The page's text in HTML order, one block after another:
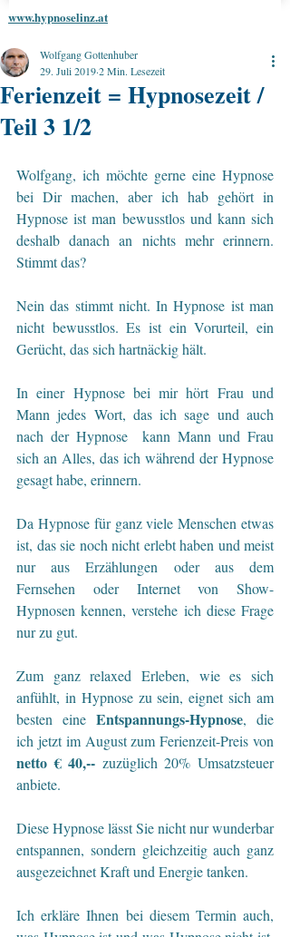
www.hypnoselinz.at
Ferienzeit = Hypnosezeit /
Teil 3 1/2
Wolfgang Gottenhuber
29. Juli 20192 Min. Lesezeit
Wolfgang, ich möchte gerne eine Hypnose
bei Dir machen, aber ich hab gehört in
Hypnose ist man bewusstlos und kann sich
deshalb danach an nichts mehr erinnern.
Stimmt das?
Nein das stimmt nicht. In Hypnose ist man
nicht bewusstlos. Es ist ein Vorurteil, ein
Gerücht, das sich hartnäckig hält.
In einer Hypnose bei mir hört Frau und
Mann jedes Wort, das ich sage und auch
nach der Hypnose  kann Mann und Frau
sich an Alles, das ich während der Hypnose
gesagt habe, erinnern.
Da Hypnose für ganz viele Menschen etwas
ist, das sie noch nicht erlebt haben und meist
nur aus Erzählungen oder aus dem
Fernsehen oder Internet von Show-
Hypnosen kennen, verstehe ich diese Frage
nur zu gut.
Zum ganz relaxed Erleben, wie es sich
anfühlt, in Hypnose zu sein, eignet sich am
besten eine Entspannungs-Hypnose, die
netto € 40,-- zuzüglich 20% Umsatzsteuer
anbiete.
Diese Hypnose lässt Sie nicht nur wunderbar
entspannen, sondern gleichzeitig auch ganz
ausgezeichnet Kraft und Energie tanken.
Ich erkläre Ihnen bei diesem Termin auch,